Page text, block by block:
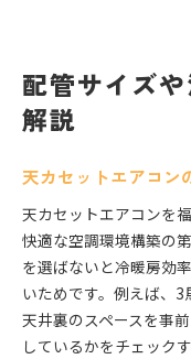
配管サイズ
解説
天カセットエアコン
天カセットエアコンを
快適な空調環境構築の
を選ばないと冷暖房効
いためです。例えば、
天井裏のスペースを事
しているかをチェック